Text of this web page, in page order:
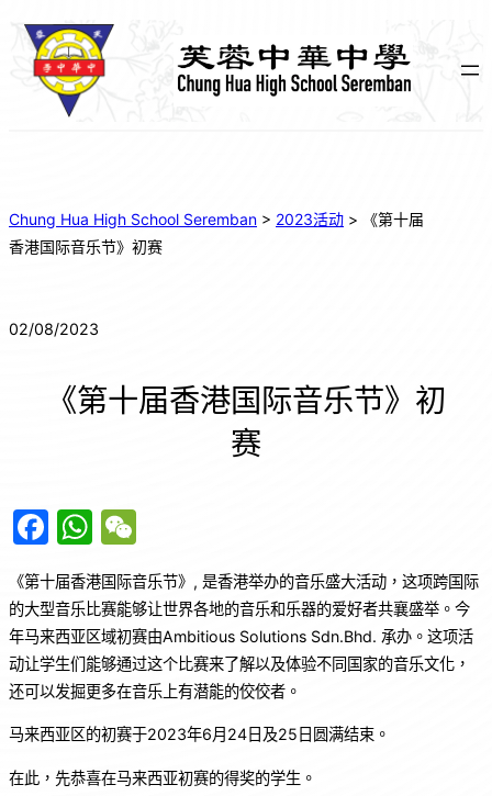
Chung Hua High School Seremban > 2023活动 >
《第十届
香港国际音乐节》初赛
02/08/2023
《第十届香港国际音乐节》初
赛
F
c
e
b
o
o
k
W
h
at
s
A
p
p
e
C
h
at
《第十届香港国际音乐节》, 是香港举办的音乐盛大活动，这项跨国际
的大型音乐比赛能够让世界各地的音乐和乐器的爱好者共襄盛举。今
年马来西亚区域初赛由Ambitious Solutions Sdn.Bhd. 承办。这项活
动让学生们能够通过这个比赛来了解以及体验不同国家的音乐文化，
还可以发掘更多在音乐上有潜能的佼佼者。
马来西亚区的初赛于2023年6月24日及25日圆满结束。
在此，先恭喜在马来西亚初赛的得奖的学生。